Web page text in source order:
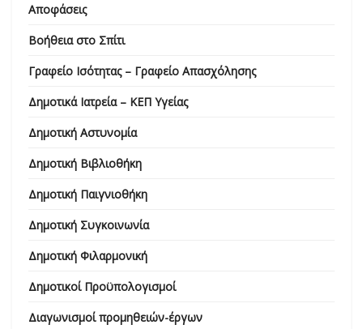
Αποφάσεις
Βοήθεια στο Σπίτι
Γραφείο Ισότητας – Γραφείο Απασχόλησης
Δημοτικά Ιατρεία – ΚΕΠ Υγείας
Δημοτική Αστυνομία
Δημοτική Βιβλιοθήκη
Δημοτική Παιγνιοθήκη
Δημοτική Συγκοινωνία
Δημοτική Φιλαρμονική
Δημοτικοί Προϋπολογισμοί
Διαγωνισμοί προμηθειών-έργων